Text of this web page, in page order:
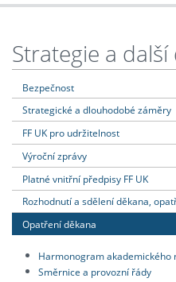
Strategie a
Bezpečnost
Strategické a dlouhodobé záměry
FF UK pro udržitelnost
Výroční zprávy
Platné vnitřní předpisy FF UK
Rozhodnutí a sdělení děkana,
Opatření děkana
Harmonogram akademického
Směrnice a provozní řády